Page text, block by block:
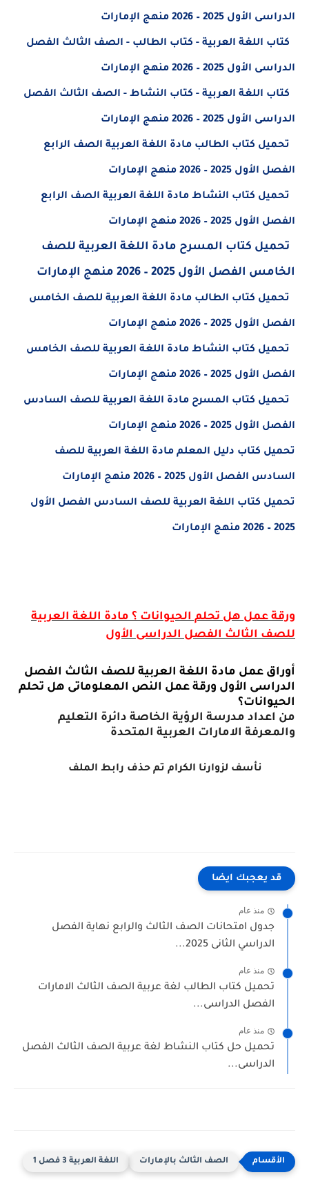
الدراسى الأول 2025 – 2026 منهج الإمارات
كتاب اللغة العربية - كتاب الطالب - الصف الثالث الفصل
الدراسى الأول 2025 – 2026 منهج الإمارات
كتاب اللغة العربية - كتاب النشاط - الصف الثالث الفصل
الدراسى الأول 2025 – 2026 منهج الإمارات
تحميل كتاب الطالب مادة اللغة العربية الصف الرابع
الفصل الأول 2025 – 2026 منهج الإمارات
تحميل كتاب النشاط مادة اللغة العربية الصف الرابع
الفصل الأول 2025 – 2026 منهج الإمارات
تحميل كتاب المسرح مادة اللغة العربية للصف
الخامس الفصل الأول 2025 – 2026 منهج الإمارات
تحميل كتاب الطالب مادة اللغة العربية للصف الخامس
الفصل الأول 2025 – 2026 منهج الإمارات
تحميل كتاب النشاط مادة اللغة العربية للصف الخامس
الفصل الأول 2025 – 2026 منهج الإمارات
تحميل كتاب المسرح مادة اللغة العربية للصف السادس
الفصل الأول 2025 – 2026 منهج الإمارات
تحميل كتاب دليل المعلم مادة اللغة العربية للصف
السادس الفصل الأول 2025 – 2026 منهج الإمارات
تحميل كتاب اللغة العربية للصف السادس الفصل الأول
2025 – 2026 منهج الإمارات
ورقة عمل هل تحلم الحيوانات ؟ مادة اللغة العربية
للصف الثالث الفصل الدراسى الأول
أوراق عمل مادة اللغة العربية للصف الثالث الفصل
الدراسى الأول ورقة عمل النص المعلوماتى هل تحلم
الحيوانات؟
من اعداد مدرسة الرؤية الخاصة دائرة التعليم
والمعرفة الامارات العربية المتحدة
نأسف لزوارنا الكرام تم حذف رابط الملف
قد يعجبك ايضا
منذ عام
جدول امتحانات الصف الثالث والرابع نهاية الفصل
الدراسي الثانى 2025...
منذ عام
تحميل كتاب الطالب لغة عربية الصف الثالث الامارات
الفصل الدراسى...
منذ عام
تحميل حل كتاب النشاط لغة عربية الصف الثالث الفصل
الدراسى...
الصف الثالث بالإمارات اللغة العربية 3 فصل 1